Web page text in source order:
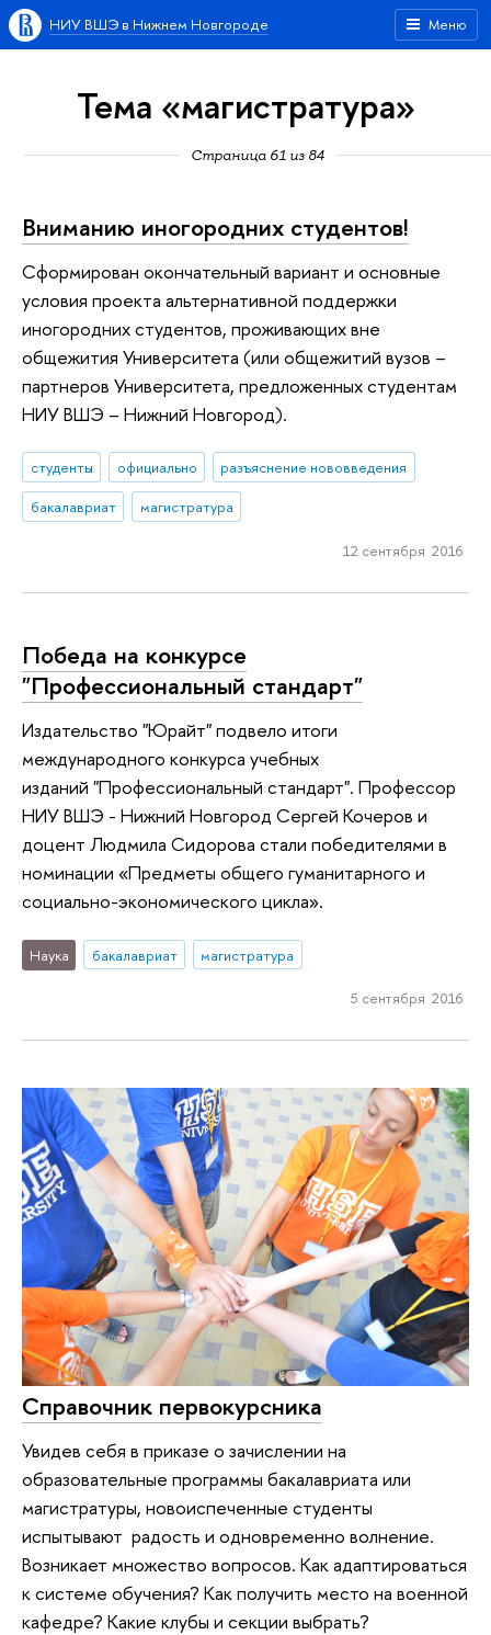
Меню
НИУ ВШЭ в Нижнем Новгороде
Тема «магистратура»
Страница 61 из 84
Вниманию иногородних студентов!
Сформирован окончательный вариант и основные
условия проекта альтернативной поддержки
иногородних студентов, проживающих вне
общежития Университета (или общежитий вузов –
партнеров Университета, предложенных студентам
НИУ ВШЭ – Нижний Новгород).
студенты официально
разъяснение нововведения
бакалавриат
магистратура
12 сентября 2016
Победа на конкурсе
"Профессиональный стандарт"
Издательство "Юрайт" подвело итоги
международного конкурса учебных
изданий "Профессиональный стандарт". Профессор
НИУ ВШЭ - Нижний Новгород Сергей Кочеров и
доцент Людмила Сидорова стали победителями в
номинации «Предметы общего гуманитарного и
социально-экономического цикла».
Наука бакалавриат магистратура
5 сентября 2016
Справочник первокурсника
Увидев себя в приказе о зачислении на
образовательные программы бакалавриата или
магистратуры, новоиспеченные студенты
испытывают радость и одновременно волнение.
Возникает множество вопросов. Как адаптироваться
к системе обучения? Как получить место на военной
кафедре? Какие клубы и секции выбрать?